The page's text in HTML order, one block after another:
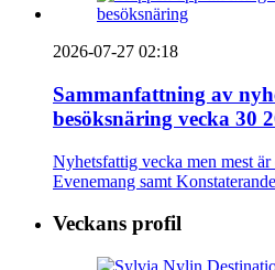
2026-07-27 02:18
Sammanfattning av
besöksnäring vecka 30
Nyhetsfattig vecka men mest
Evenemang samt
Veckans profil